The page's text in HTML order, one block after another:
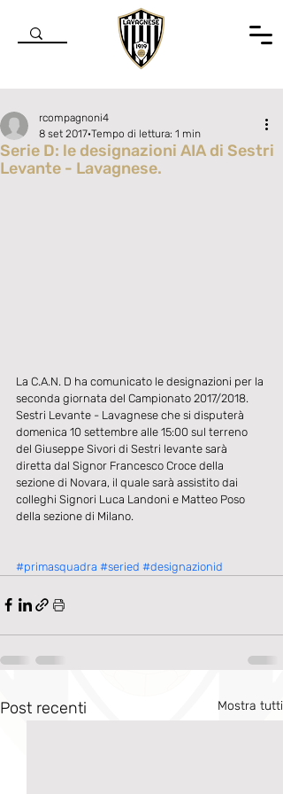
Serie D: le designazioni AIA di Sestri
Levante - Lavagnese.
rcompagnoni4
8 set 2017 Tempo di lettura: 1 min
La C.A.N. D ha comunicato le designazioni per la
seconda giornata del Campionato 2017/2018.
Sestri Levante - Lavagnese che si disputerà
domenica 10 settembre alle 15:00 sul terreno
del Giuseppe Sivori di Sestri levante sarà
diretta dal Signor Francesco Croce della
sezione di Novara, il quale sarà assistito dai
colleghi Signori Luca Landoni e Matteo Poso
della sezione di Milano.
#primasquadra #seried #designazionid
Post recenti Mostra tutti